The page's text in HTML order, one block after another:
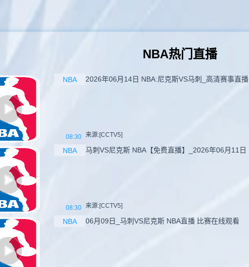
NBA热门直播
NBA
08:30
2026年06月14日 NBA:尼克斯VS马刺_高清赛事直播
来源:[CCTV5]
NBA
08:30
马刺VS尼克斯 NBA【免费直播】_2026年06月11日
来源:[CCTV5]
NBA 06月09日_马刺VS尼克斯 NBA直播 比赛在线观看